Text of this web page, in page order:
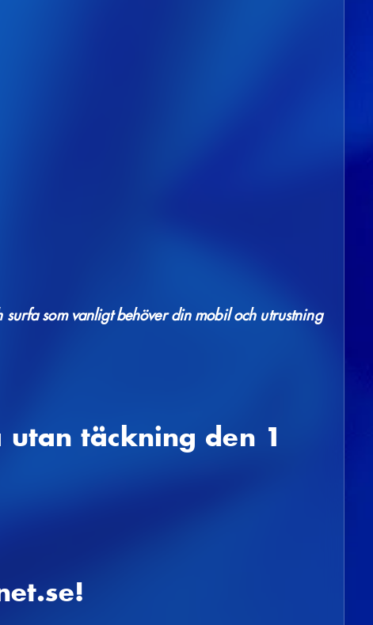
som vanligt behöver din mobil och utrustning
täckning den 1